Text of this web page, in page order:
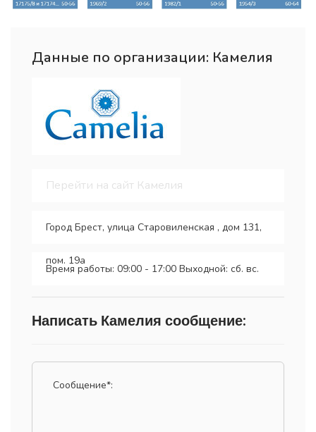
Данные по организации: Камелия
Перейти на сайт Камелия
Город Брест, улица Старовиленская , дом 131,
пом. 19а
Время работы: 09:00 - 17:00 Выходной: сб. вс.
Написать Камелия сообщение: